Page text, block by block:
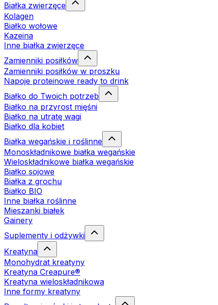
Białka zwierzęce
Kolagen
Białko wołowe
Kazeina
Inne białka zwierzęce
Zamienniki posiłków
Zamienniki posiłków w proszku
Napoje proteinowe ready to drink
Białko do Twoich potrzeb
Białko na przyrost mięśni
Białko na utratę wagi
Białko dla kobiet
Białka wegańskie i roślinne
Monoskładnikowe białka wegańskie
Wieloskładnikowe białka wegańskie
Białko sojowe
Białka z grochu
Białko BIO
Inne białka roślinne
Mieszanki białek
Gainery
Suplementy i odżywki
Kreatyna
Monohydrat kreatyny
Kreatyna Creapure®
Kreatyna wieloskładnikowa
Inne formy kreatyny